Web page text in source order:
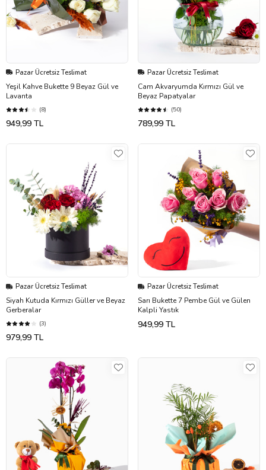
Pazar Ücretsiz Teslimat
Yeşil Kahve Bukette 9 Beyaz Gül ve
Lavanta
(8)
949,99 TL
Pazar Ücretsiz Teslimat
Cam Akvaryumda Kırmızı Gül ve
Beyaz Papatyalar
(50)
789,99 TL
Pazar Ücretsiz Teslimat
Siyah Kutuda Kırmızı Güller ve Beyaz
Gerberalar
(3)
979,99 TL
Pazar Ücretsiz Teslimat
Sarı Bukette 7 Pembe Gül ve Gülen
Kalpli Yastık
949,99 TL